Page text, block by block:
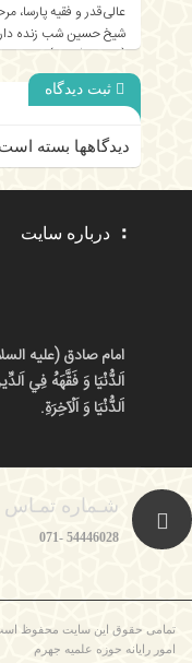
عالی‌قدر و فقیه پارسا،
شیخ حسین شب زنده
(رضوان‌الله‌علیه) –
رهبری در منزل آیت‌الله
ثبت دیدگاه
دیدگاهها بسته
درباره سایت
امام صادق (علیه
اَلدُّنْيَا وَ فَقَّهَهُ فِي
اَلدُّنْيَا وَ اَلْآخِرَةِ.
شـماره تمـاس
54446028 -071
تمامی حقوق این سایت محفوظ
امور رایانه حوزه علمیه جهرم